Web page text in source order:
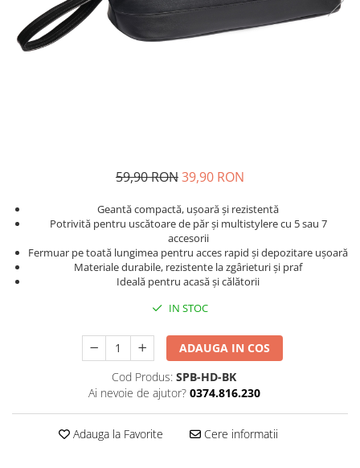
Robot de bucătărie
Sandwich maker
59,90 RON39,90 RON
Geantă compactă, ușoară și rezistentă
Potrivită pentru uscătoare de păr și multistylere cu 5 sau 7
accesorii
Fermuar pe toată lungimea pentru acces rapid și depozitare ușoară
Materiale durabile, rezistente la zgârieturi și praf
Ideală pentru acasă și călătorii
IN STOC
ADAUGA IN COS
Cod Produs: SPB-HD-BK
Ai nevoie de ajutor? 0374.816.230
Adauga la Favorite Cere informatii